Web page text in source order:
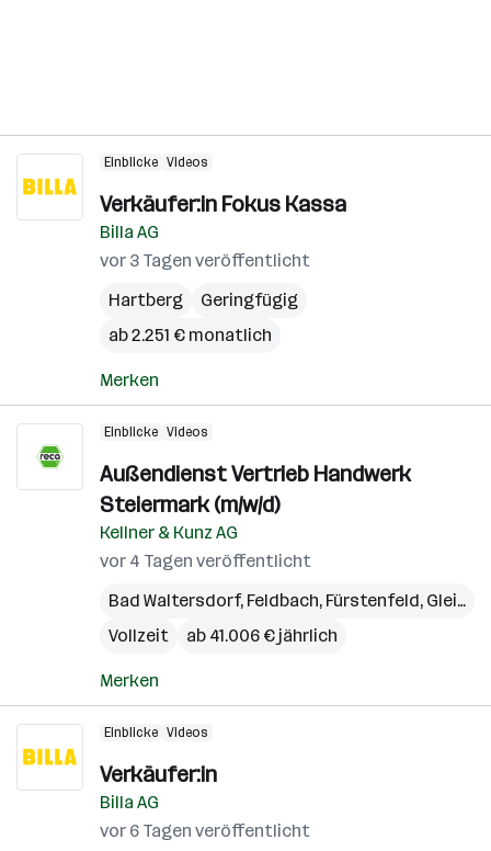
Einblicke Videos
Verkäufer:in Fokus Kassa
Billa AG
vor 3 Tagen veröffentlicht
Hartberg
Geringfügig
ab 2.251 € monatlich
Merken
Einblicke Videos
Außendienst Vertrieb Handwerk
Steiermark (m/w/d)
Kellner & Kunz AG
vor 4 Tagen veröffentlicht
Bad Waltersdorf, Feldbach, Fürstenfeld, Gleisdorf
Vollzeit
ab 41.006 € jährlich
Merken
Einblicke Videos
Verkäufer:in
Billa AG
vor 6 Tagen veröffentlicht